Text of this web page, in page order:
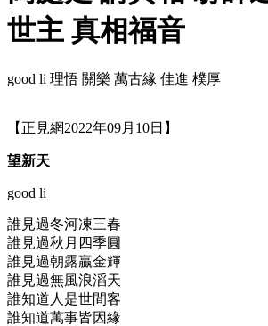
世主 真相福音
good li 理悟 ​​​​​​​關樂 萬古緣 佳進 樸厚
【正見網2022年09月10日】
望新天
good li
誰見過冬河凍三春
誰見過秋月四季圓
誰見過朝露贏金輝
誰見過無風浪滔天
誰知道人是世間客
誰知道萬事皆因緣